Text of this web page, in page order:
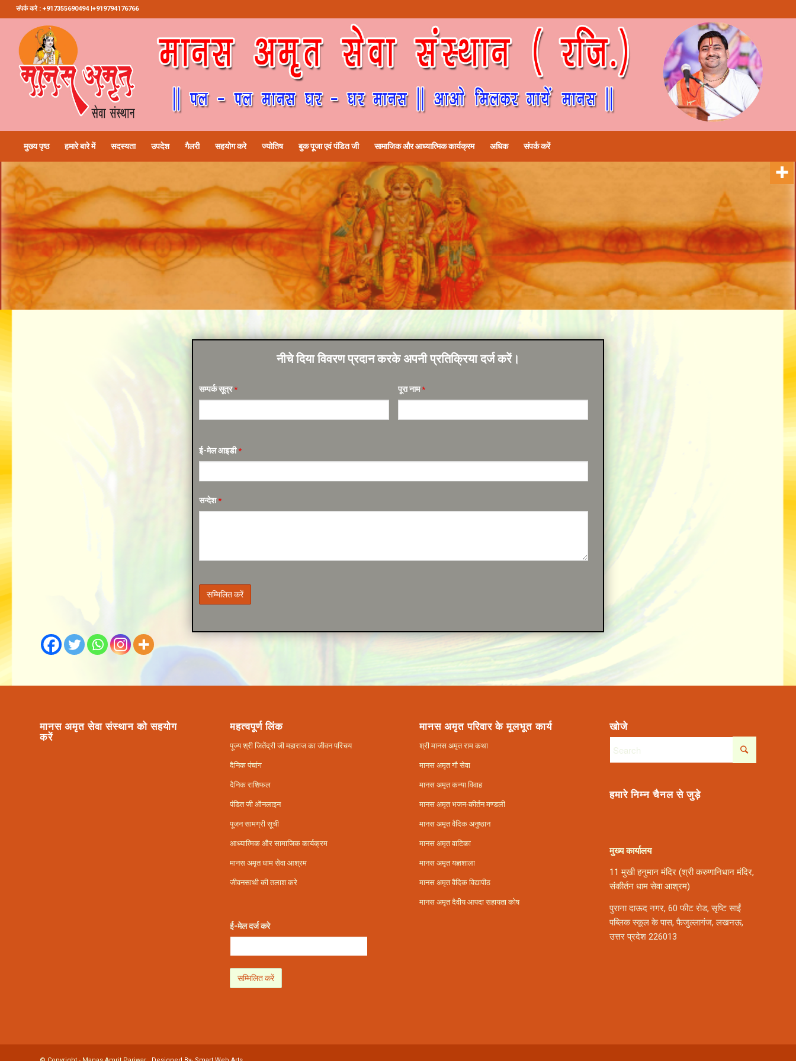
संपर्क करे : +917355690494 |+919794176766
मुख्य पृष्ठ हमारे बारे में सदस्यता उपदेश गैलरी सहयोग करे ज्योतिष बुक पूजा एवं पंडित जी सामाजिक और आध्यात्मिक कार्यक्रम अधिक संपर्क करें
प्रतिपुष्टि
नीचे दिया विवरण प्रदान करके अपनी प्रतिक्रिया दर्ज करें।
सम्पर्क सूत्र * पूरा नाम *
ई-मेल आइडी *
सन्देश *
मानस अमृत सेवा संस्थान को सहयोग
करें
महत्वपूर्ण लिंक
पूज्य श्री जितेंद्री जी महाराज का जीवन परिचय
दैनिक पंचांग
दैनिक राशिफल
पंडित जी ऑनलाइन
पूजन सामग्री सूची
आध्यात्मिक और सामाजिक कार्यक्रम
मानस अमृत धाम सेवा आश्रम
जीवनसाथी की तलाश करे
ई-मेल दर्ज करे
मानस अमृत परिवार के मूलभूत कार्य
श्री मानस अमृत राम कथा
मानस अमृत गौ सेवा
मानस अमृत कन्या विवाह
मानस अमृत भजन-कीर्तन मण्डली
मानस अमृत वैदिक अनुष्ठान
मानस अमृत वाटिका
मानस अमृत यज्ञशाला
मानस अमृत वैदिक विद्यापीठ
मानस अमृत दैवीय आपदा सहायता कोष
खोजे
हमारे निम्न चैनल से जुड़े
मुख्य कार्यालय
11 मुखी हनुमान मंदिर (श्री करुणानिधान मंदिर,
संकीर्तन धाम सेवा आश्रम)
पुराना दाऊद नगर, 60 फीट रोड, सृष्टि साईं
पब्लिक स्कूल के पास, फैजुल्लागंज, लखनऊ,
उत्तर प्रदेश 226013